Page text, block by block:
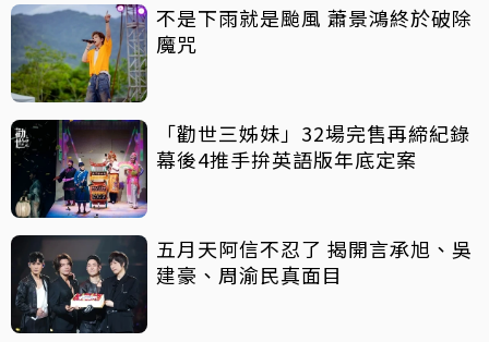
不是下雨就是颱風 蕭景鴻終於破除
魔咒
「勸世三姊妹」32場完售再締紀錄
幕後4推手拚英語版年底定案
五月天阿信不忍了 揭開言承旭、吳
建豪、周渝民真面目